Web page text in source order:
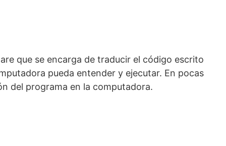
que se encarga de traducir el código escrito
pueda entender y ejecutar. En pocas
del programa en la computadora.